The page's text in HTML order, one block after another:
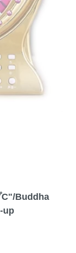
C"/Buddha
up